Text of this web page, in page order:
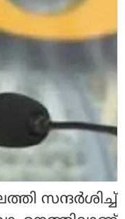
സന്ദർശിച്ച്